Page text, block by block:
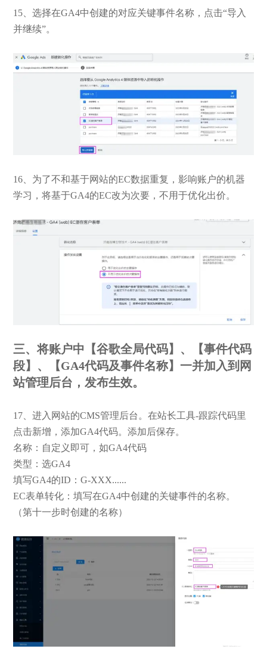
15、选择在GA4中创建的对应关键事件名称，点击“导入
并继续”。
16、为了不和基于网站的EC数据重复，影响账户的机器
学习，将基于GA4的EC改为次要，不用于优化出价。
三、将账户中【谷歌全局代码】、【事件代码
段】、【GA4代码及事件名称】一并加入到网
站管理后台，发布生效。
17、进入网站的CMS管理后台。在站长工具-跟踪代码里
点击新增，添加GA4代码。添加后保存。
名称：自定义即可，如GA4代码
类型：选GA4
填写GA4的ID：G-XXX......
EC表单转化：填写在GA4中创建的关键事件的名称。
（第十一步时创建的名称）